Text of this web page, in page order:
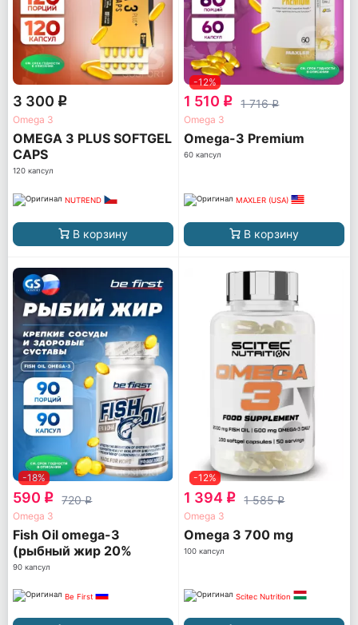
3 300 q
Omega 3
OMEGA 3 PLUS SOFTGEL
CAPS
120 капсул
NUTREND
В корзину
-12%
1 510 q 1 716q
Omega 3
Omega-3 Premium
60 капсул
MAXLER (USA)
В корзину
-18%
590 q 720q
Omega 3
Fish Oil omega-3
(рыбный жир 20%
ПНЖК)
90 капсул
Be First
-12%
1 394 q 1 585q
Omega 3
Omega 3 700 mg
100 капсул
Scitec Nutrition